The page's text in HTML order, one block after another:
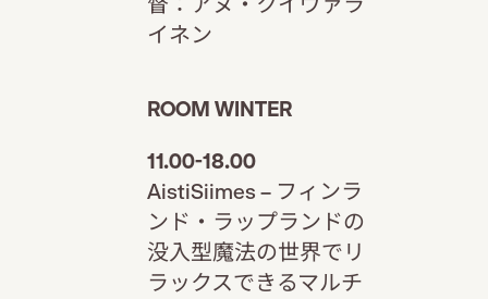
イネン
ROOM WINTER
11.00-18.00
AistiSiimes – フィンラ
ンド・ラップランドの
没入型魔法の世界でリ
ラックスできるマルチ